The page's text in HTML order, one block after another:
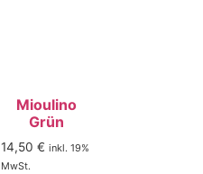
Mioulino
Grün
14,50 € inkl. 19%
MwSt.